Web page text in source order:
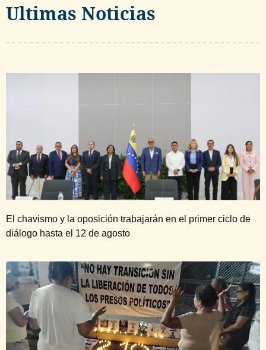
Ultimas Noticias
El chavismo y la oposición trabajarán en el primer ciclo de
diálogo hasta el 12 de agosto